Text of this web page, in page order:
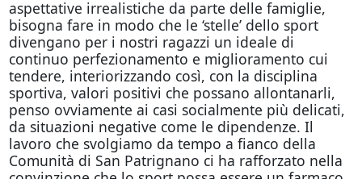
aspettative irrealistiche da parte delle famiglie,
bisogna fare in modo che le ‘stelle’ dello sport
divengano per i nostri ragazzi un ideale di
continuo perfezionamento e miglioramento cui
tendere, interiorizzando così, con la disciplina
sportiva, valori positivi che possano allontanarli,
penso ovviamente ai casi socialmente più delicati,
da situazioni negative come le dipendenze. Il
lavoro che svolgiamo da tempo a fianco della
Comunità di San Patrignano ci ha rafforzato nella